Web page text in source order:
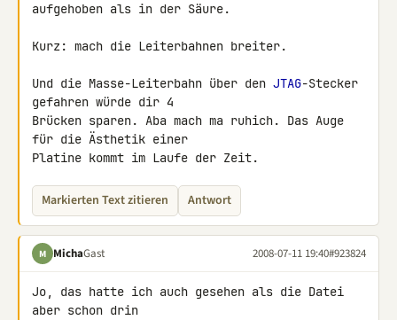
aufgehoben als in der Säure.
Kurz: mach die Leiterbahnen breiter.
Und die Masse-Leiterbahn über den JTAG-Stecker
gefahren würde dir 4
Brücken sparen. Aba mach ma ruhich. Das Auge
für die Ästhetik einer
Platine kommt im Laufe der Zeit.
Markierten Text zitieren Antwort
M MichaGast 2008-07-11 19:40#923824
Jo, das hatte ich auch gesehen als die Datei
aber schon drin